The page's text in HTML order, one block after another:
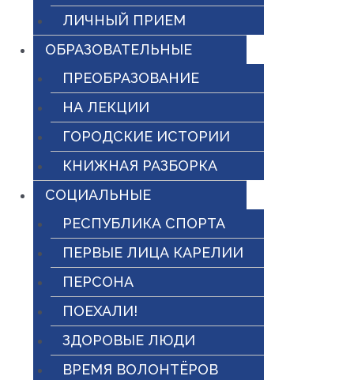
ЛИЧНЫЙ ПРИЕМ
ОБРАЗОВАТЕЛЬНЫЕ
ПРЕОБРАЗОВАНИЕ
НА ЛЕКЦИИ
ГОРОДСКИЕ ИСТОРИИ
КНИЖНАЯ РАЗБОРКА
СОЦИАЛЬНЫЕ
РЕСПУБЛИКА СПОРТА
ПЕРВЫЕ ЛИЦА КАРЕЛИИ
ПЕРСОНА
ПОЕХАЛИ!
ЗДОРОВЫЕ ЛЮДИ
ВРЕМЯ ВОЛОНТЁРОВ